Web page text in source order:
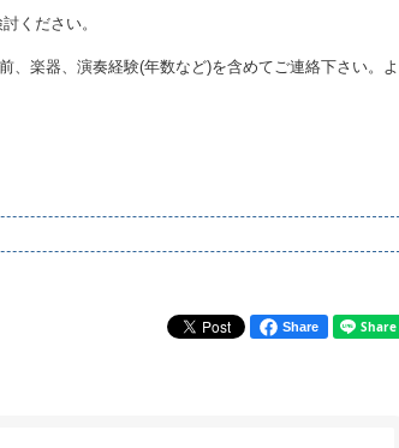
ください。
楽器、演奏経験(年数など)を含めてご連絡下さい。よ
Share